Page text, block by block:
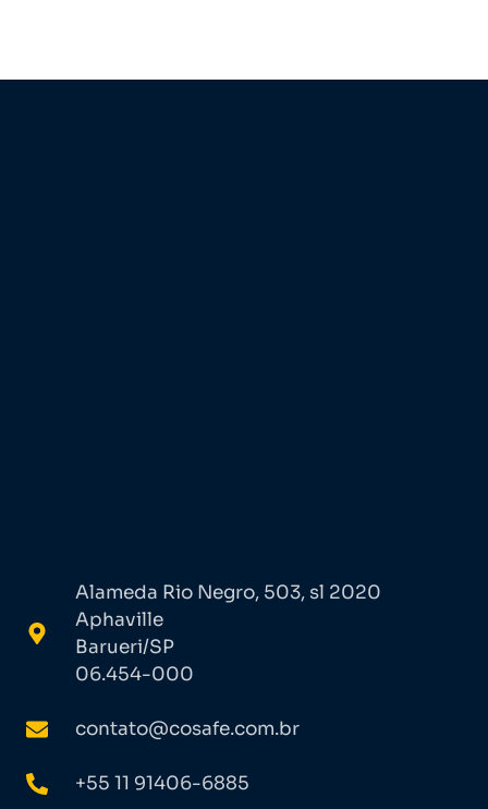
Alameda Rio Negro, 503, sl 2020
Aphaville
Barueri/SP
06.454-000
contato@cosafe.com.br
+55 11 91406-6885